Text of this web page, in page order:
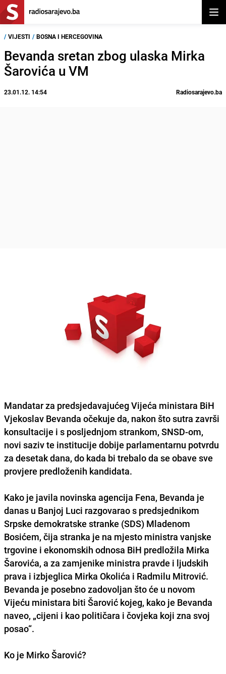
/ VIJESTI / BOSNA I HERCEGOVINA
Bevanda sretan zbog ulaska Mirka
Šarovića u VM
23.01.12. 14:54 Radiosarajevo.ba
Mandatar za predsjedavajućeg Vijeća ministara BiH
Vjekoslav Bevanda očekuje da, nakon što sutra završi
konsultacije i s posljednjom strankom, SNSD-om,
novi saziv te institucije dobije parlamentarnu potvrdu
za desetak dana, do kada bi trebalo da se obave sve
provjere predloženih kandidata.
Kako je javila novinska agencija Fena, Bevanda je
danas u Banjoj Luci razgovarao s predsjednikom
Srpske demokratske stranke (SDS) Mladenom
Bosićem, čija stranka je na mjesto ministra vanjske
trgovine i ekonomskih odnosa BiH predložila Mirka
Šarovića, a za zamjenike ministra pravde i ljudskih
prava i izbjeglica Mirka Okolića i Radmilu Mitrović.
Bevanda je posebno zadovoljan što će u novom
Vijeću ministara biti Šarović kojeg, kako je Bevanda
naveo, „cijeni i kao političara i čovjeka koji zna svoj
posao“.
Ko je Mirko Šarović?